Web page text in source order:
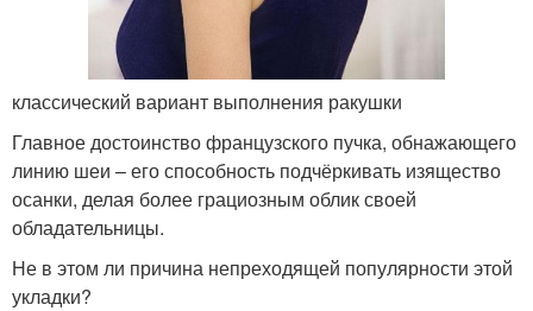
классический вариант выполнения ракушки
Главное достоинство французского пучка, обнажающего
линию шеи – его способность подчёркивать изящество
осанки, делая более грациозным облик своей
обладательницы.
Не в этом ли причина непреходящей популярности этой
укладки?